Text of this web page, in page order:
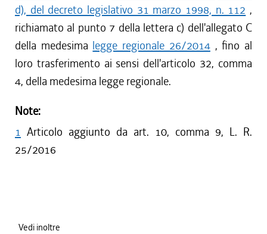
d), del decreto legislativo 31 marzo 1998, n. 112 ,
richiamato al punto 7 della lettera c) dell'allegato C
della medesima legge regionale 26/2014, fino al
loro trasferimento ai sensi dell'articolo 32, comma
4, della medesima legge regionale.
Note:
1 Articolo aggiunto da art. 10, comma 9, L. R.
25/2016
Vedi inoltre